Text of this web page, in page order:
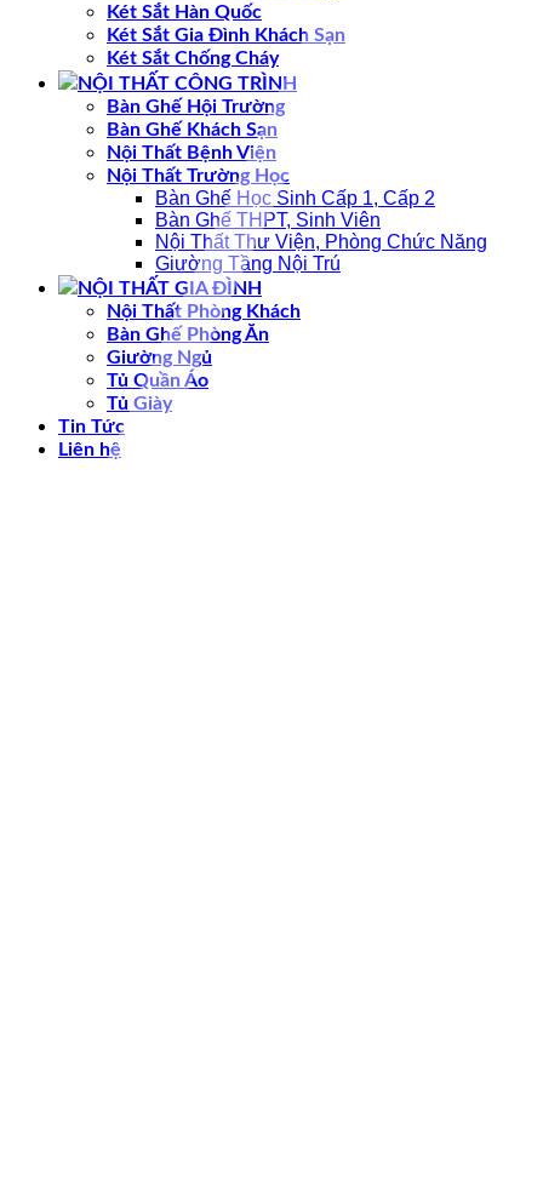
Két Sắt Hàn Quốc
Két Sắt Gia Đình Khách Sạn
Két Sắt Chống Cháy
NỘI THẤT CÔNG TRÌNH
Bàn Ghế Hội Trường
Bàn Ghế Khách Sạn
Nội Thất Bệnh Viện
Nội Thất Trường Học
Bàn Ghế Học Sinh Cấp 1, Cấp 2
Bàn Ghế THPT, Sinh Viên
Nội Thất Thư Viện, Phòng Chức Năng
Giường Tầng Nội Trú
NỘI THẤT GIA ĐÌNH
Nội Thất Phòng Khách
Bàn Ghế Phòng Ăn
Giường Ngủ
Tủ Quần Áo
Tủ Giày
Tin Tức
Liên hệ